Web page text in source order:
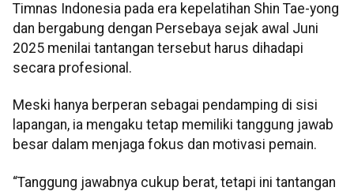
Timnas Indonesia pada era kepelatihan Shin Tae-yong
dan bergabung dengan Persebaya sejak awal Juni
2025 menilai tantangan tersebut harus dihadapi
secara profesional.
Meski hanya berperan sebagai pendamping di sisi
lapangan, ia mengaku tetap memiliki tanggung jawab
besar dalam menjaga fokus dan motivasi pemain.
“Tanggung jawabnya cukup berat, tetapi ini tantangan